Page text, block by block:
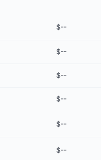
$--
$--
$--
$--
$--
$--